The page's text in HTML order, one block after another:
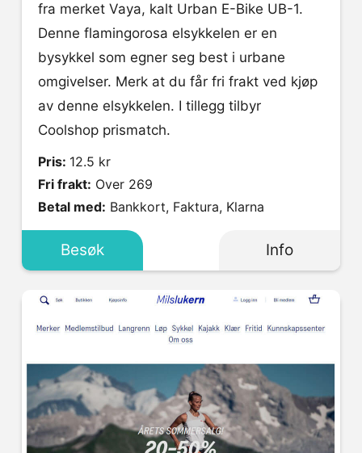
fra merket Vaya, kalt Urban E-Bike UB-1.
Denne flamingorosa elsykkelen er en
bysykkel som egner seg best i urbane
omgivelser. Merk at du får fri frakt ved kjøp
av denne elsykkelen. I tillegg tilbyr
Coolshop prismatch.
Pris: 12.5 kr
Fri frakt: Over 269
Betal med: Bankkort, Faktura, Klarna
Besøk Info